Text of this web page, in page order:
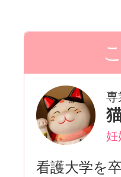
専
妊
看護大学を